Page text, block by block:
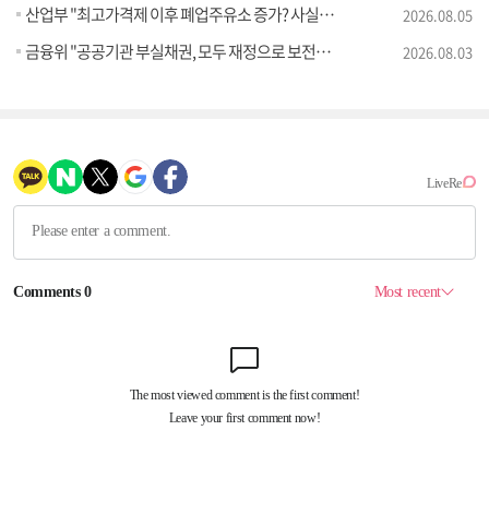
산업부 "최고가격제 이후 폐업주유소 증가? 사실 아냐" [정책 바로보기] 2026.08.05
금융위 "공공기관 부실채권, 모두 재정으로 보전되는 것 아냐" [정책 바로보기] 2026.08.03